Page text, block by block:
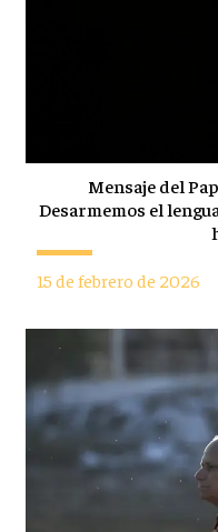
Mensaje del
Desarmemos el
15 de febrero de 2026